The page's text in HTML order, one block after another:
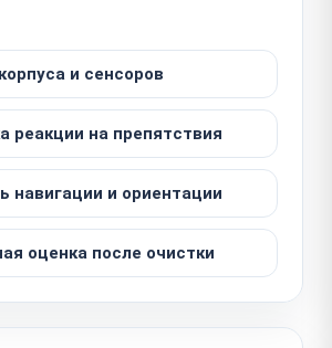
и сенсоров
реакции на препятствия
навигации и ориентации
оценка после очистки